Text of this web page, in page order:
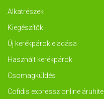
Alkatrészek
Kiegészítők
Új kerékpárok eladása
Használt kerékpárok
Csomagküldés
Cofidis expressz online áruhitel